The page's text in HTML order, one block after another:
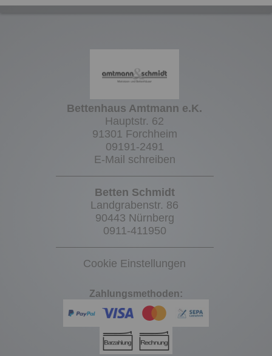
Bettenhaus Amtmann e.K.
Hauptstr. 62
91301 Forchheim
09191-2491
E-Mail schreiben
Betten Schmidt
Landgrabenstr. 86
90443 Nürnberg
0911-411950
Cookie Einstellungen
Zahlungsmethoden: